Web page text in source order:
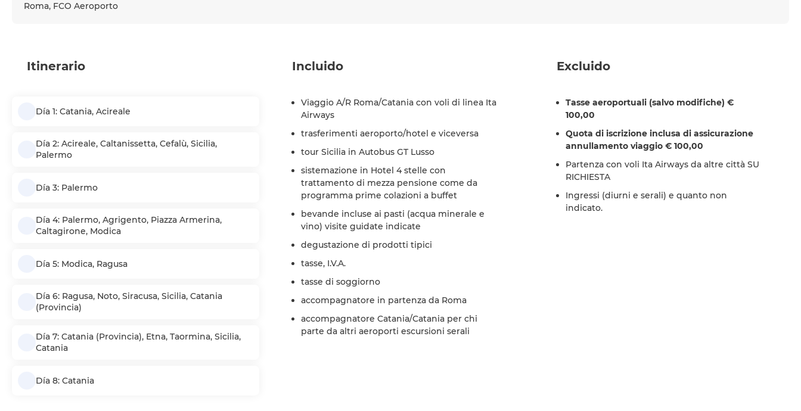
Roma, FCO Aeroporto
Itinerario
Día 1: Catania, Acireale
Día 2: Acireale, Caltanissetta, Cefalù, Sicilia,
Palermo
Día 3: Palermo
Día 4: Palermo, Agrigento, Piazza Armerina,
Caltagirone, Modica
Día 5: Modica, Ragusa
Día 6: Ragusa, Noto, Siracusa, Sicilia, Catania
(Provincia)
Día 7: Catania (Provincia), Etna, Taormina, Sicilia,
Catania
Día 8: Catania
Incluido
Viaggio A/R Roma/Catania con voli di linea Ita
Airways
trasferimenti aeroporto/hotel e viceversa
tour Sicilia in Autobus GT Lusso
sistemazione in Hotel 4 stelle con
trattamento di mezza pensione come da
programma prime colazioni a buffet
bevande incluse ai pasti (acqua minerale e
vino) visite guidate indicate
degustazione di prodotti tipici
tasse, I.V.A.
tasse di soggiorno
accompagnatore in partenza da Roma
accompagnatore Catania/Catania per chi
parte da altri aeroporti escursioni serali
Excluido
Tasse aeroportuali (salvo modifiche) €
100,00
Quota di iscrizione inclusa di assicurazione
annullamento viaggio € 100,00
Partenza con voli Ita Airways da altre città SU
RICHIESTA
Ingressi (diurni e serali) e quanto non
indicato.